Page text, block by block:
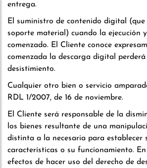
entrega.
El suministro de contenido digital (que
soporte material) cuando la ejecución
comenzado. El Cliente conoce
comenzada la descarga digital perderá
desistimiento.
Cualquier otro bien o servicio
RDL 1/2007, de 16 de noviembre.
El Cliente será responsable de la
los bienes resultante de una
distinta a la necesaria para establecer
características o su funcionamiento.
efectos de hacer uso del derecho de